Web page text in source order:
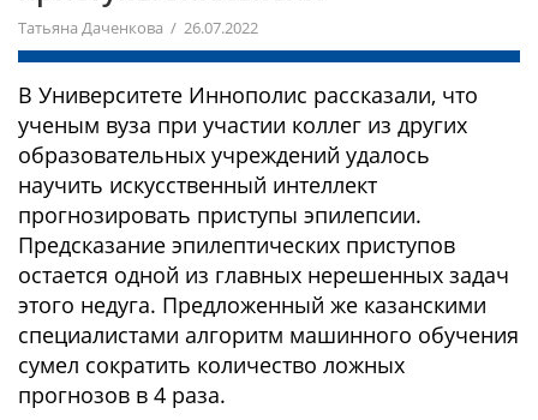
Татьяна Даченкова / 26.07.2022
В Университете Иннополис рассказали, что
ученым вуза при участии коллег из других
образовательных учреждений удалось
научить искусственный интеллект
прогнозировать приступы эпилепсии.
Предсказание эпилептических приступов
остается одной из главных нерешенных задач
этого недуга. Предложенный же казанскими
специалистами алгоритм машинного обучения
сумел сократить количество ложных
прогнозов в 4 раза.